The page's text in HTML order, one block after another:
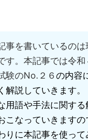
事を書いているのは
す。本記事では令和
験のNo.２６の内容
解説していきます。
用語や手法に関する
こなっていきますの
りに本記事を使って